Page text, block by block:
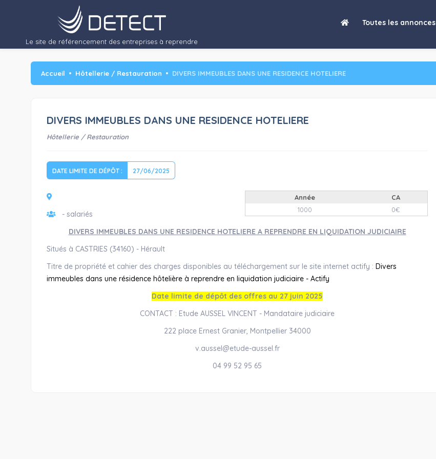
Le site de référencement des entreprises à reprendre
Toutes les annonces
Accueil Hôtellerie / Restauration DIVERS IMMEUBLES DANS UNE RESIDENCE HOTELIERE
DIVERS IMMEUBLES DANS UNE RESIDENCE HOTELIERE
Hôtellerie / Restauration
DATE LIMITE DE DÉPÔT : 27/06/2025
- salariés
Année
CA
1000
0€
DIVERS IMMEUBLES DANS UNE RESIDENCE HOTELIERE A REPRENDRE EN LIQUIDATION JUDICIAIRE
Situés à CASTRIES (34160) - Hérault
Titre de propriété et cahier des charges disponibles au téléchargement sur le site internet actify : Divers
immeubles dans une résidence hôtelière à reprendre en liquidation judiciaire - Actify
Date limite de dépôt des offres au 27 juin 2025
CONTACT : Etude AUSSEL VINCENT - Mandataire judiciaire
222 place Ernest Granier, Montpellier 34000
v.aussel@etude-aussel.fr
04 99 52 95 65